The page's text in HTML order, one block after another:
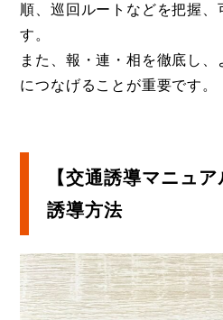
順、巡回ルートなどを把握、
す。
また、報・連・相を徹底し
につなげることが重要です。
【交通誘導マニュ
誘導方法